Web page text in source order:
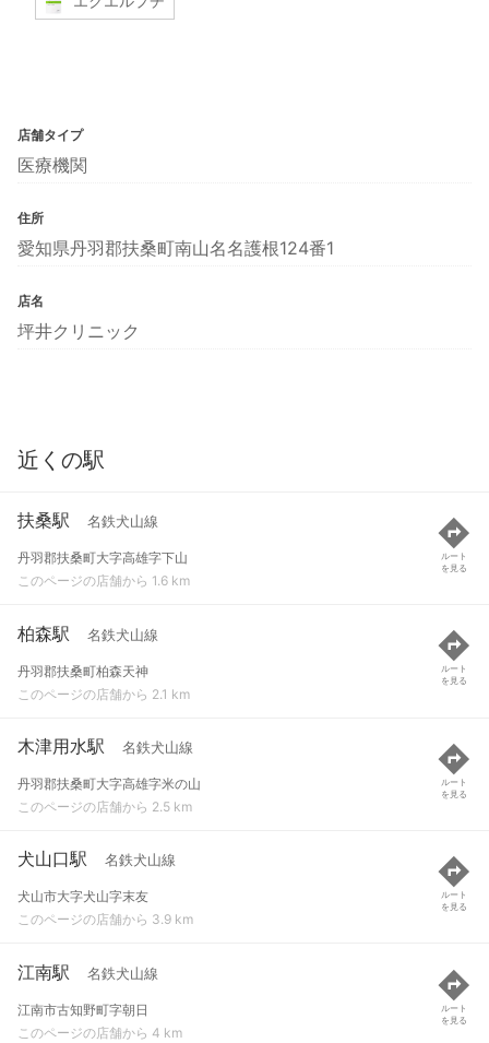
店舗タイプ
医療機関
住所
愛知県丹羽郡扶桑町南山名名護根124番1
店名
坪井クリニック
近くの駅
扶桑駅 名鉄犬山線
丹羽郡扶桑町大字高雄字下山
このページの店舗から 1.6 km
ルート
を見る
柏森駅 名鉄犬山線
丹羽郡扶桑町柏森天神
このページの店舗から 2.1 km
ルート
を見る
木津用水駅 名鉄犬山線
丹羽郡扶桑町大字高雄字米の山
このページの店舗から 2.5 km
ルート
を見る
犬山口駅 名鉄犬山線
犬山市大字犬山字末友
このページの店舗から 3.9 km
ルート
を見る
江南駅 名鉄犬山線
江南市古知野町字朝日
このページの店舗から 4 km
ルート
を見る